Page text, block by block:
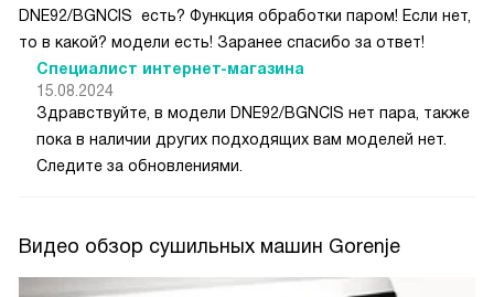
DNE92/BGNCIS есть? Функция обработки паром! Если нет,
то в какой? модели есть! Заранее спасибо за ответ!
Специалист интернет-магазина
15.08.2024
Здравствуйте, в модели DNE92/BGNCIS нет пара, также
пока в наличии других подходящих вам моделей нет.
Следите за обновлениями.
Видео обзор сушильных машин Gorenje